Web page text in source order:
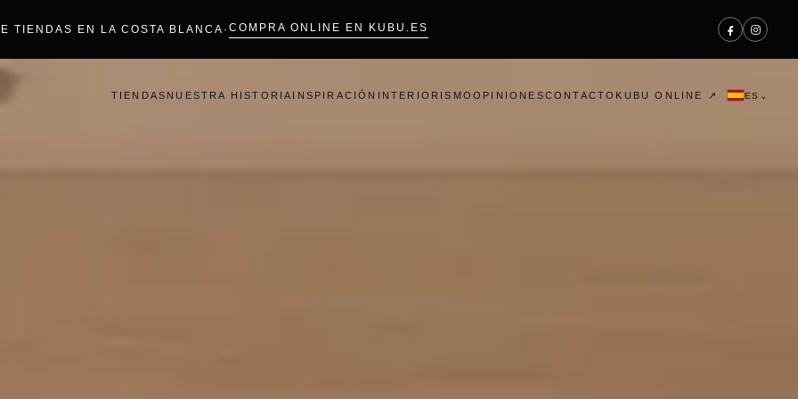
TIENDAS EN LA COSTA BLANCA · COMPRA ONLINE EN KUBU.ES
TIENDAS NUESTRA HISTORIA INSPIRACIÓN INTERIORISMO OPINIONESCONTACTO KUBU ONLINE ↗ ES ⌄